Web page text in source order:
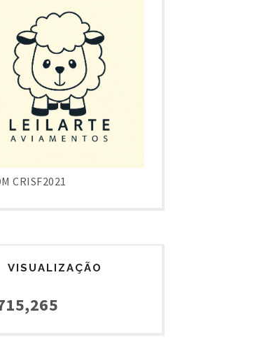
CRISF2021
VISUALIZAÇÃO